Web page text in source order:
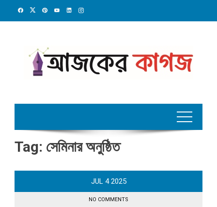
Tag: সেমিনার অনুষ্ঠিত
JUL 4 2025
NO COMMENTS